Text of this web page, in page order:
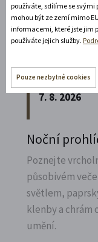
Ludmilou
poznejte jeho
výzdobu z
Rozbalte si další
7. 8. 2026
Noční
Poznejte
působivém
světlem,
klenby a chrám
umění.
používáte, sdílíme se
mohou být ze zemí mimo
informacemi, které jste jim
používáte jejich služby.
Pouze nezbytné cookies